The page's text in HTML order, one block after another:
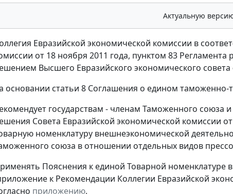
Актуальную
Евразийской экономической комиссии в
от 18 ноября 2011 года, пунктом 83
Высшего Евразийского экономического
основании статьи 8 Соглашения о едином таможенно-
государствам - членам Таможенного союза
Совета Евразийской экономической комиссии
номенклатуру внешнеэкономической
союза в отношении отдельных видов
Пояснения к единой Товарной
к Рекомендации Коллегии Евразийской
приложению.